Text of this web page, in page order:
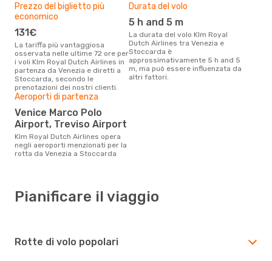
Prezzo del biglietto più
economico
131€
La tariffa più vantaggiosa
osservata nelle ultime 72 ore per
i voli Klm Royal Dutch Airlines in
partenza da Venezia e diretti a
Stoccarda, secondo le
prenotazioni dei nostri clienti.
Durata del volo
5 h and 5 m
La durata del volo Klm Royal
Dutch Airlines tra Venezia e
Stoccarda è
approssimativamente 5 h and 5
m, ma può essere influenzata da
altri fattori.
Aeroporti di partenza
Venice Marco Polo
Airport, Treviso Airport
Klm Royal Dutch Airlines opera
negli aeroporti menzionati per la
rotta da Venezia a Stoccarda
Pianificare il viaggio
Rotte di volo popolari